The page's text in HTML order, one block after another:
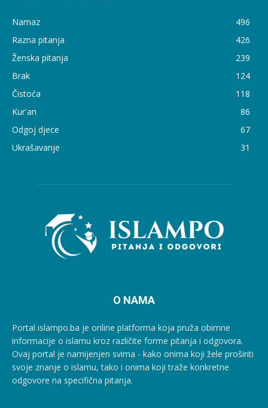
Namaz
496
Razna pitanja
426
Ženska pitanja
239
Brak
124
Čistoća
118
Kur'an
86
Odgoj djece
67
Ukrašavanje
31
O NAMA
Portal islampo.ba je online platforma koja pruža obimne
informacije o islamu kroz različite forme pitanja i odgovora.
Ovaj portal je namijenjen svima - kako onima koji žele proširiti
svoje znanje o islamu, tako i onima koji traže konkretne
odgovore na specifična pitanja.